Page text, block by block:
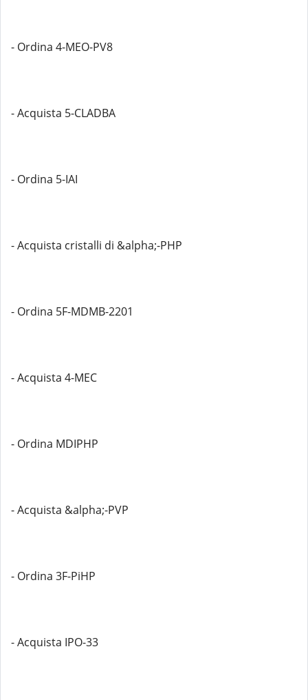
- Ordina 4-MEO-PV8
- Acquista 5-CLADBA
- Ordina 5-IAI
- Acquista cristalli di &alpha;-PHP
- Ordina 5F-MDMB-2201
- Acquista 4-MEC
- Ordina MDIPHP
- Acquista &alpha;-PVP
- Ordina 3F-PiHP
- Acquista IPO-33